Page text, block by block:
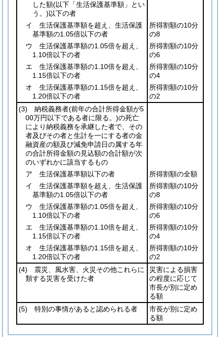
した額(以下「生活保護基準額」とい
う。)以下の者
イ 生活保護基準額を超え、生活保護
基準額の1.05倍以下の者
所得割額の10分
の8
ウ 生活保護基準額の1.05倍を超え、
1.10倍以下の者
所得割額の10分
の6
エ 生活保護基準額の1.10倍を超え、
1.15倍以下の者
所得割額の10分
の4
オ 生活保護基準額の1.15倍を超え、
1.20倍以下の者
所得割額の10分
の2
(3) 納税義務者(前年の合計所得金額が5
00万円以下である者に限る。)の死亡
により納税義務を承継した者で、その
者及びその者と生計を一にする者の金
融資産の額及び減免申請日の属する年
の合計所得金額の見込額の合計額が次
のいずれかに該当するもの
ア 生活保護基準額以下の者
所得割額の全額
イ 生活保護基準額を超え、生活保護
基準額の1.05倍以下の者
所得割額の10分
の8
ウ 生活保護基準額の1.05倍を超え、
1.10倍以下の者
所得割額の10分
の6
エ 生活保護基準額の1.10倍を超え、
1.15倍以下の者
所得割額の10分
の4
オ 生活保護基準額の1.15倍を超え、
1.20倍以下の者
所得割額の10分
の2
(4) 震災、風水害、火災その他これらに
類する災害を受けた者
災害による損害
の程度に応じて
市長が別に定め
る額
(5) 特別の事情があると認められる者
市長が別に定め
る額